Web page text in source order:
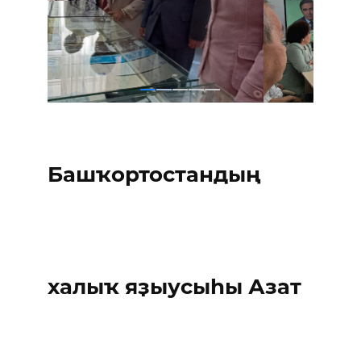
Башҡортостандың
халыҡ яҙыусыһы Азат